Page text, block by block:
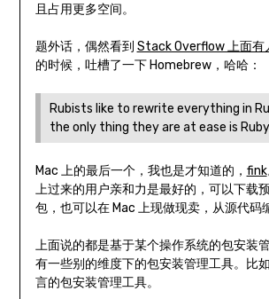
且占用更多空间。
题外话，偶然看到 Stack Overflow 上面有
的时候，吐槽了一下 Homebrew，哈哈：
Rubists like to rewrite everything in
the only thing they are at ease is
Mac 上的最后一个，我也是才知道的， fink
上过来的用户亲和力是最好的，可以下载
包，也可以在 Mac 上现做现卖，从源代码
上面说的都是基于某个操作系统的包安装
有一些别的维度下的包安装管理工具。比
言的包安装管理工具。